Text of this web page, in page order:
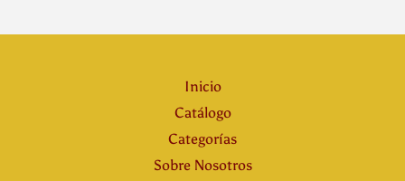
Inicio
Catálogo
Categorías
Sobre Nosotros